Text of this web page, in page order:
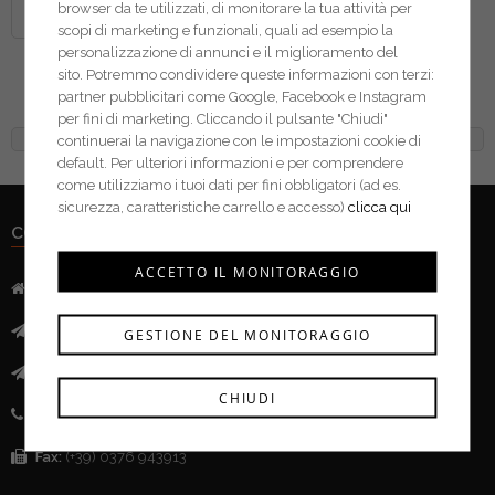
Dewalt seghe a tazza Bi-
metal Extreme
CONTATTI
Indirizzo:Via Mazzini, 52 - 46043 Castiglione delle Stivere (MN)
info@ferramentacima.com
Pec:ferrcima@pec.it
Telefono:(+39) 0376 943911
Fax:(+39) 0376 943913
browser da te utilizzati, di monitorare la tua attività per
scopi di marketing e funzionali, quali ad esempio la
personalizzazione di annunci e il miglioramento del
sito. Potremmo condividere queste informazioni con terzi:
partner pubblicitari come Google, Facebook e Instagram
per fini di marketing. Cliccando il pulsante "Chiudi"
continuerai la navigazione con le impostazioni cookie di
default. Per ulteriori informazioni e per comprendere
come utilizziamo i tuoi dati per fini obbligatori (ad es.
sicurezza, caratteristiche carrello e accesso)clicca qui
CHIUDI
GESTIONE DEL MONITORAGGIO
ACCETTO IL MONITORAGGIO